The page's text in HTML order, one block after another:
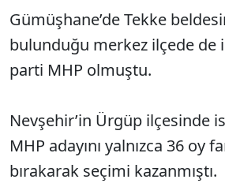
Gümüşhane’de Tekke
bulunduğu merkez ilçede de
parti MHP olmuştu.
Nevşehir’in Ürgüp ilçesinde
MHP adayını yalnızca 36 oy
bırakarak seçimi kazanmıştı.